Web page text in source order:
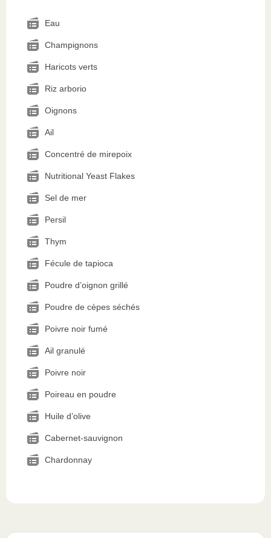
Eau
Champignons
Haricots verts
Riz arborio
Oignons
Ail
Concentré de mirepoix
Nutritional Yeast Flakes
Sel de mer
Persil
Thym
Fécule de tapioca
Poudre d’oignon grillé
Poudre de cèpes séchés
Poivre noir fumé
Ail granulé
Poivre noir
Poireau en poudre
Huile d’olive
Cabernet-sauvignon
Chardonnay